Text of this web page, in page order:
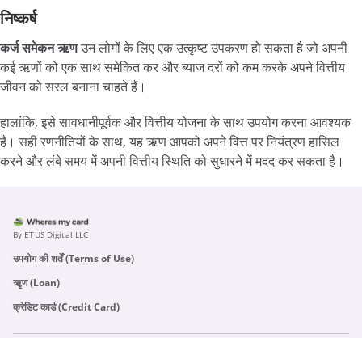
निष्कर्ष
कर्जसमेकनऋणउन लोगों के लिए एक उत्कृष्ट उपकरण हो सकता है जो अपनी
कई ऋणों को एक साथ समेकित कर और ब्याज दरों को कम करके अपने वित्तीय
जीवन को सरल बनाना चाहते हैं।
हालांकि, इसे सावधानीपूर्वक और वित्तीय योजना के साथ उपयोग करना आवश्यक
है। सही रणनीतियों के साथ, यह ऋण आपको अपने वित्त पर नियंत्रण हासिल
करने और लंबे समय में अपनी वित्तीय स्थिति को सुधारने में मदद कर सकता है।
By ETUS Digital LLC
उपयोग की शर्तें (Terms of Use)
ऋृण (Loan)
क्रेडिट कार्ड (Credit Card)